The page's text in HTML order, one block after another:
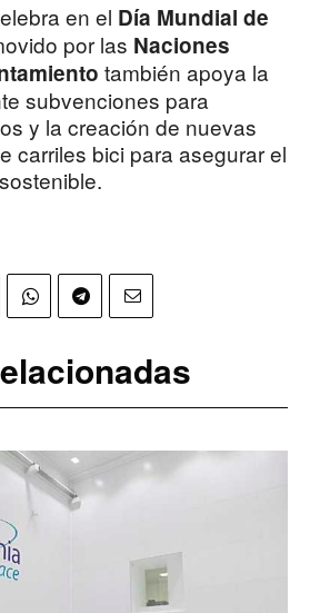
en el Día Mundial de
por las Naciones
también apoya la
subvenciones para
y la creación de nuevas
carriles bici para asegurar el